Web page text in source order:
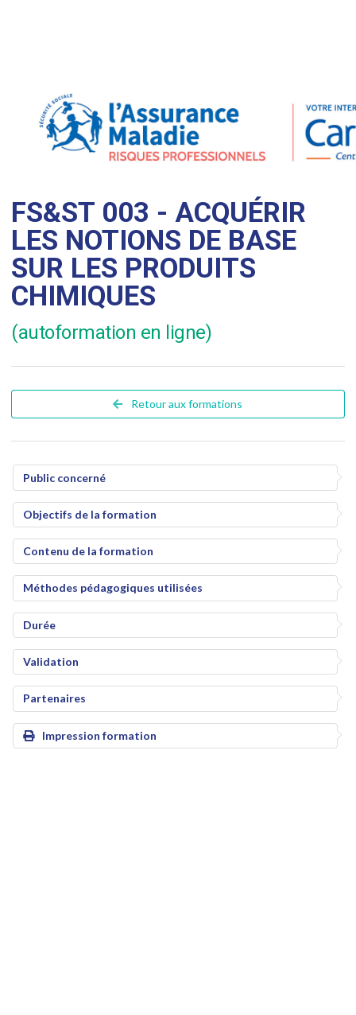
FS&ST 003 - ACQUÉRIR
LES NOTIONS DE BASE
SUR LES PRODUITS
CHIMIQUES
(autoformation en ligne)
Retour aux formations
Public concerné
Objectifs de la formation
Contenu de la formation
Méthodes pédagogiques utilisées
Durée
Validation
Partenaires
Impression formation